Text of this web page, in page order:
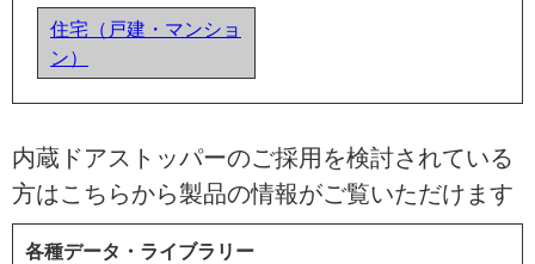
住宅（戸建・マンショ
ン）
内蔵ドアストッパーのご採用を検討されている
方はこちらから製品の情報がご覧いただけます
各種データ・ライブラリー